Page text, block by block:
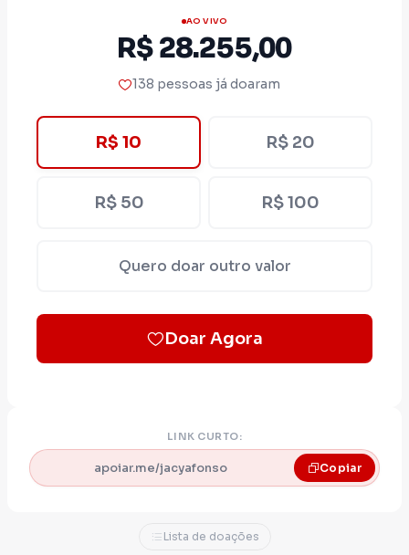
AO VIVO
R$ 28.255,00
138 pessoas já doaram
R$ 10 R$ 20
R$ 50 R$ 100
Quero doar outro valor
Doar Agora
LINK CURTO:
apoiar.me/jacyafonso Copiar
Lista de doações